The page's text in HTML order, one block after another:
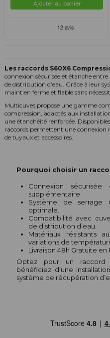
Ajouter au panier
Les raccords S60X6
connexion sécurisée et étanche
de distribution d’eau. Grâce à leur
maintien ferme et fiable sans
Multicuves propose une gamme
compression, adaptés aux
une étanchéité renforcée.
raccords permettent une connexion
de tuyaux et accessoires.
Pourquoi choisir un
Connexion
supplémentaire.
Système de serrage
optimale.
Compatibilité avec
de distribution d’eau.
Matériaux résistants
variations de
Livraison 48h Gratuite en
Optez pour un raccord
bénéficiez d’une
système de récupération